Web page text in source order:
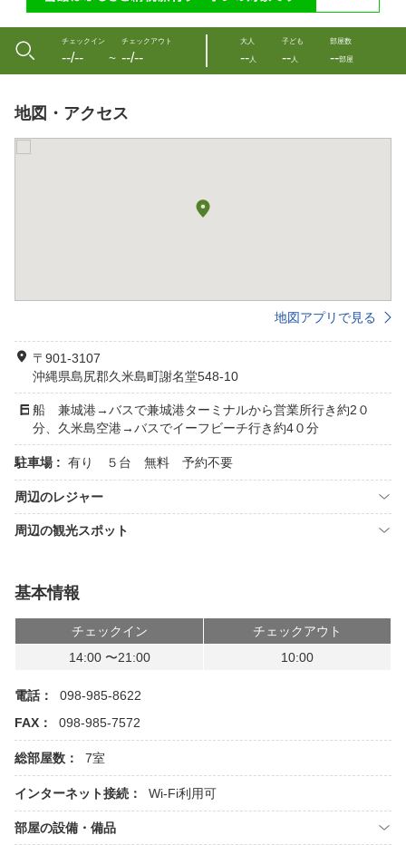
チェックイン
--/-- 〜
チェックアウト
--/--
大人
--人
子ども
--人
部屋数
--部屋
地図・アクセス
地図アプリで見る
〒901-3107
沖縄県島尻郡久米島町謝名堂548-10
船 兼城港→バスで兼城港ターミナルから営業所行き約2０
分、久米島空港→バスでイーフビーチ行き約4０分
駐車場 : 有り ５台 無料 予約不要
周辺のレジャー
周辺の観光スポット
基本情報
チェックイン
チェックアウト
14:00 〜21:00
10:00
電話：
098-985-8622
FAX：
098-985-7572
総部屋数： 7室
インターネット接続： Wi-Fi利用可
部屋の設備・備品